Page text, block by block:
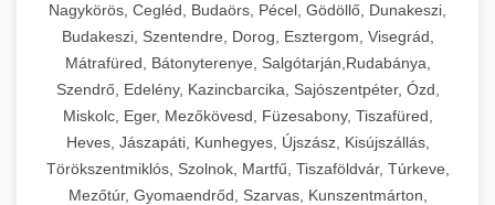
Nagykörös, Cegléd, Budaörs, Pécel, Gödöllő, Dunakeszi,
Budakeszi, Szentendre, Dorog, Esztergom, Visegrád,
Mátrafüred, Bátonyterenye, Salgótarján,Rudabánya,
Szendrő, Edelény, Kazincbarcika, Sajószentpéter, Ózd,
Miskolc, Eger, Mezőkövesd, Füzesabony, Tiszafüred,
Heves, Jászapáti, Kunhegyes, Újszász, Kisújszállás,
Törökszentmiklós, Szolnok, Martfű, Tiszaföldvár, Túrkeve,
Mezőtúr, Gyomaendrőd, Szarvas, Kunszentmárton,